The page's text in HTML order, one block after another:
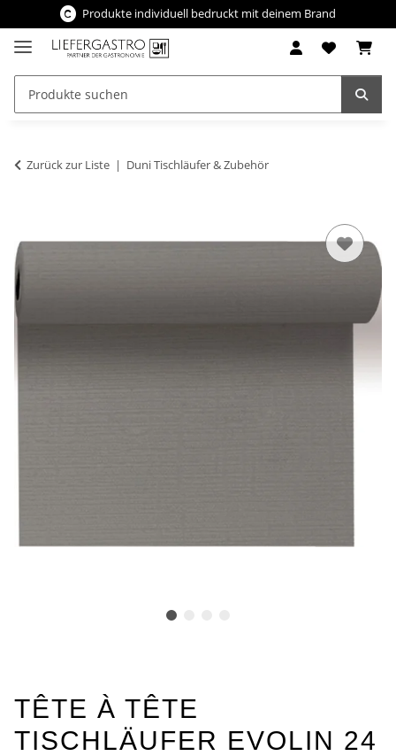
Produkte individuell bedruckt mit deinem Brand
Zurück zur Liste Duni Tischläufer & Zubehör
TÊTE À TÊTE
TISCHLÄUFER EVOLIN 24